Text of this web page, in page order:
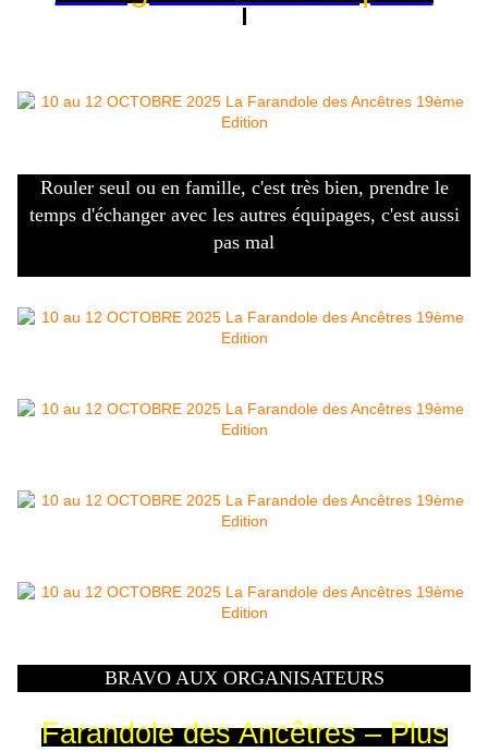
Rouler seul ou en famille, c'est très bien, prendre le
temps d'échanger avec les autres équipages, c'est aussi
pas mal
BRAVO AUX ORGANISATEURS
Farandole des Ancêtres – Plus